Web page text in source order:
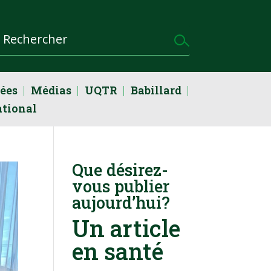
Médias UQTR
Babillard
Que désirez-
vous publier
aujourd’hui?
Un article
en santé